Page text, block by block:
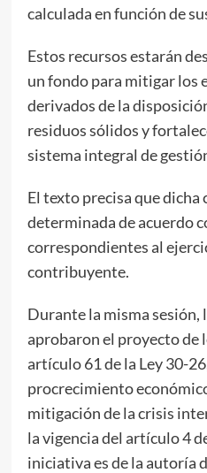
calculada en función de
Estos recursos estarán
un fondo para mitigar los
derivados de la
residuos sólidos y
sistema integral de
El texto precisa que
determinada de acuerdo
correspondientes al
contribuyente.
Durante la misma sesión,
aprobaron el proyecto de
artículo 61 de la Ley 30-
procrecimiento
mitigación de la crisis
la vigencia del artículo 4
iniciativa es de la autoría